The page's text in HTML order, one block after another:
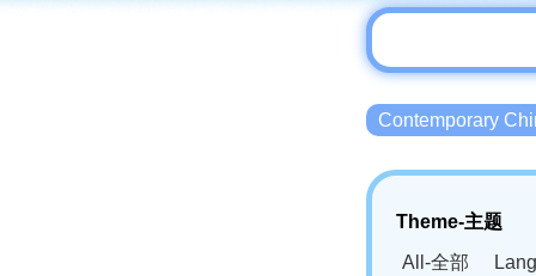
Contemporary
Theme-主题
All-全部